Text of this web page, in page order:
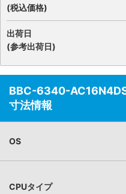
(税込価格)
出荷日
(参考出荷日)
BBC-6340-
寸法情報
OS
CPUタイプ